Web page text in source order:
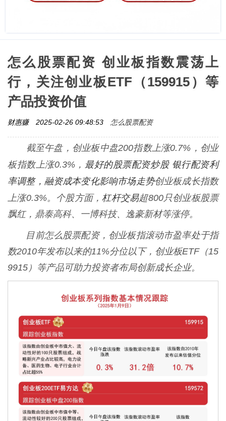
怎么股票配资 创业板指数震荡上
行，关注创业板ETF（159915）等
产品投资价值
财惠赚 2025-02-26 09:48:53 怎么股票配资
截至午盘，创业板中盘200指数上涨0.7%，创业
板指数上涨0.3%， 最好的股票配资炒股 银行配资利
率调整，融资成本变化影响市场走势创业板成长指数
上涨0.3%。个股方面，杠杆交易超800只创业板股票
飘红，鼎泰高科、一博科技、逸豪新材等涨停。
目前怎么股票配资，创业板指滚动市盈率处于指
数2010年发布以来的11%分位以下，创业板ETF（15
9915）等产品可助力投资者布局创新成长企业。